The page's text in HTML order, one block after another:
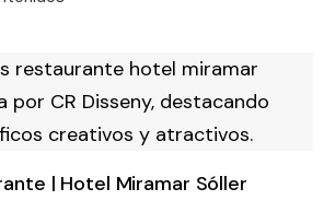
| Hotel Miramar Sóller